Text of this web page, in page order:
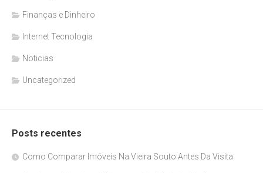
Finanças e Dinheiro
Internet Tecnologia
Noticias
Uncategorized
Posts recentes
Como Comparar Imóveis Na Vieira Souto Antes Da Visita